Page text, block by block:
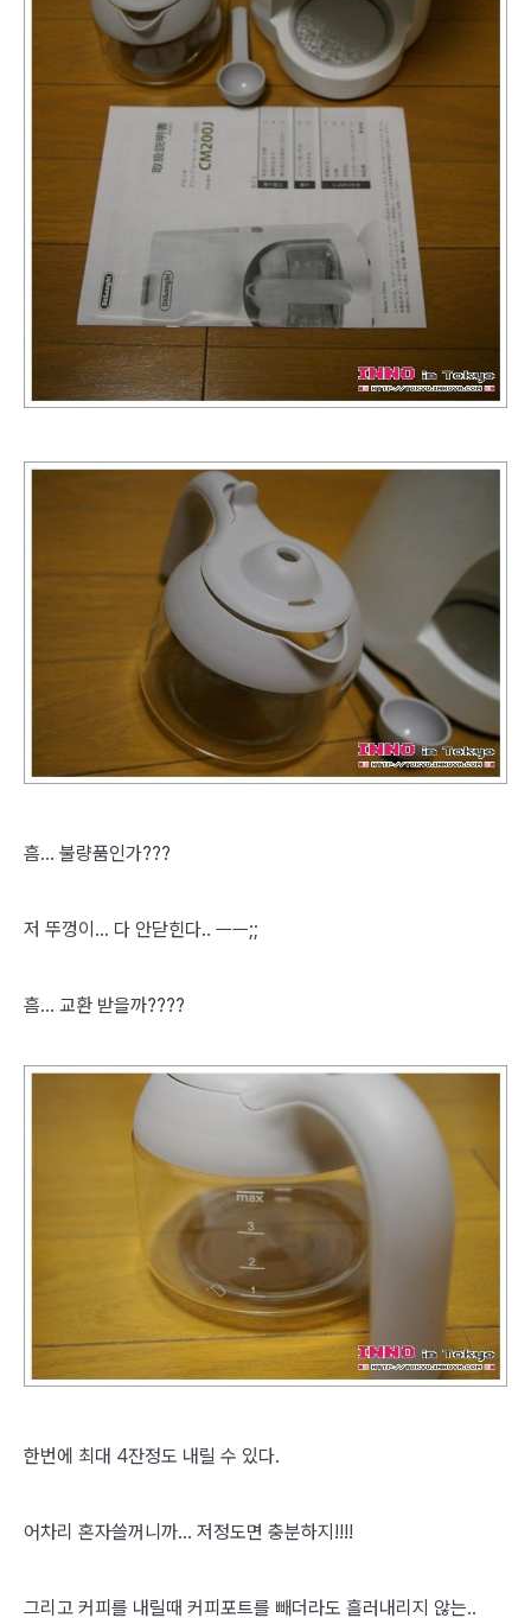
흠... 불량품인가???
저 뚜껑이... 다 안닫힌다.. ㅡㅡ;;
흠... 교환 받을까????
한번에 최대 4잔정도 내릴 수 있다.
어차리 혼자쓸꺼니까... 저정도면 충분하지!!!!
그리고 커피를 내릴때 커피포트를 빼더라도 흘러내리지 않는..